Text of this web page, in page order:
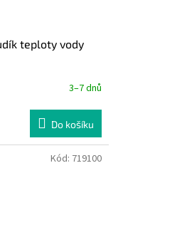
teploty vody
3–7 dnů
Do košíku
Kód: 719100